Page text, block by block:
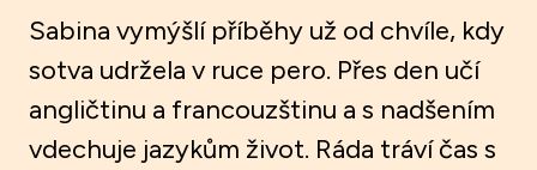
Sabina vymýšlí příběhy už od chvíle, kdy
sotva udržela v ruce pero. Přes den učí
angličtinu a francouzštinu a s nadšením
vdechuje jazykům život. Ráda tráví čas s